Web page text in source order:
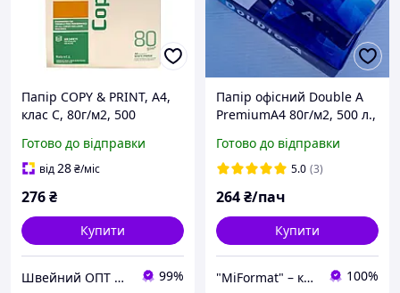
Папір COPY & PRINT, А4,
клас C, 80г/м2, 500
Готово до відправки
від28₴/міс
276₴
Купити
Швейний ОПТ №1 99%
Папір офісний Double A
PremiumA4 80г/м2, 500 л.,
Готово до відправки
5.0 (3)
264₴/пач
Купити
"MiFormat" – канцелярія для офісу та школи, упаковочні матеріали! 100%